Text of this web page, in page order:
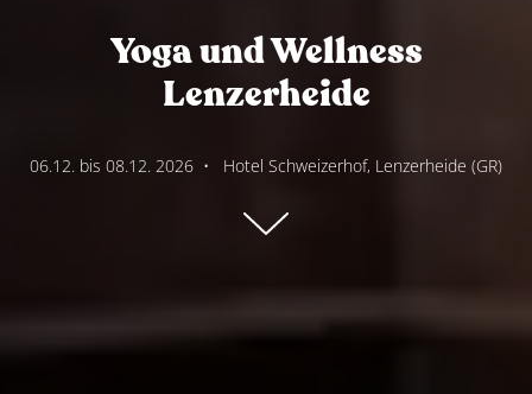
Yoga und Wellness
Lenzerheide
06.12. bis 08.12. 2026 • Hotel Schweizerhof, Lenzerheide (GR)